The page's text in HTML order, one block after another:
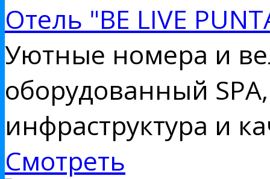
Отель "BE LIVE
Уютные номера и
оборудованный
инфраструктура и
Смотреть